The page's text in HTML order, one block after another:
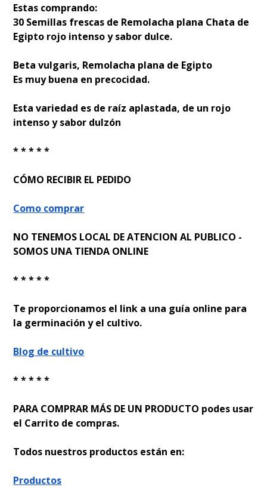
Estas comprando:
30 Semillas frescas de Remolacha plana Chata de
Egipto rojo intenso y sabor dulce.
Beta vulgaris, Remolacha plana de Egipto
Es muy buena en precocidad.
Esta variedad es de raíz aplastada, de un rojo
intenso y sabor dulzón
* * * * *
CÓMO RECIBIR EL PEDIDO
Como comprar
NO TENEMOS LOCAL DE ATENCION AL PUBLICO -
SOMOS UNA TIENDA ONLINE
* * * * *
Te proporcionamos el link a una guía online para
la germinación y el cultivo.
Blog de cultivo
* * * * *
PARA COMPRAR MÁS DE UN PRODUCTO podes usar
el Carrito de compras.
Todos nuestros productos están en:
Productos